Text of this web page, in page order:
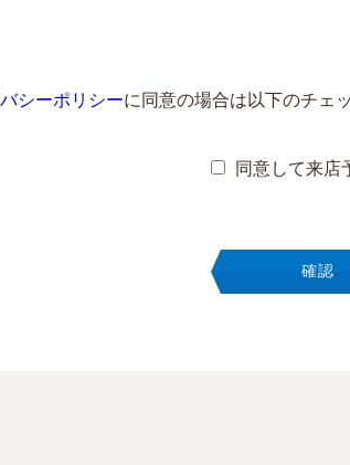
シーポリシーに同意の場合は以下のチェ
同意して来店